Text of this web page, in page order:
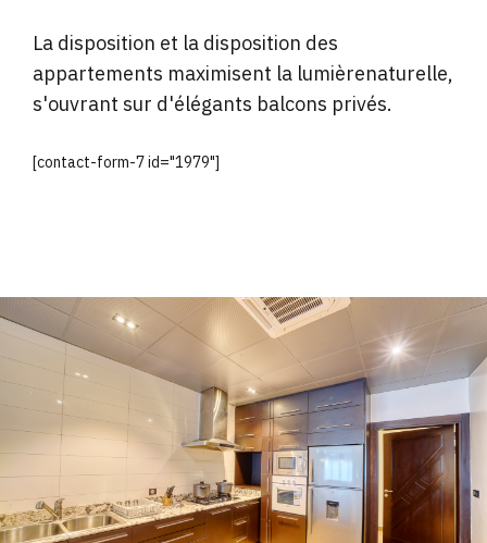
La disposition et la disposition des
appartements maximisent la lumièrenaturelle,
s'ouvrant sur d'élégants balcons privés.
[contact-form-7 id="1979"]